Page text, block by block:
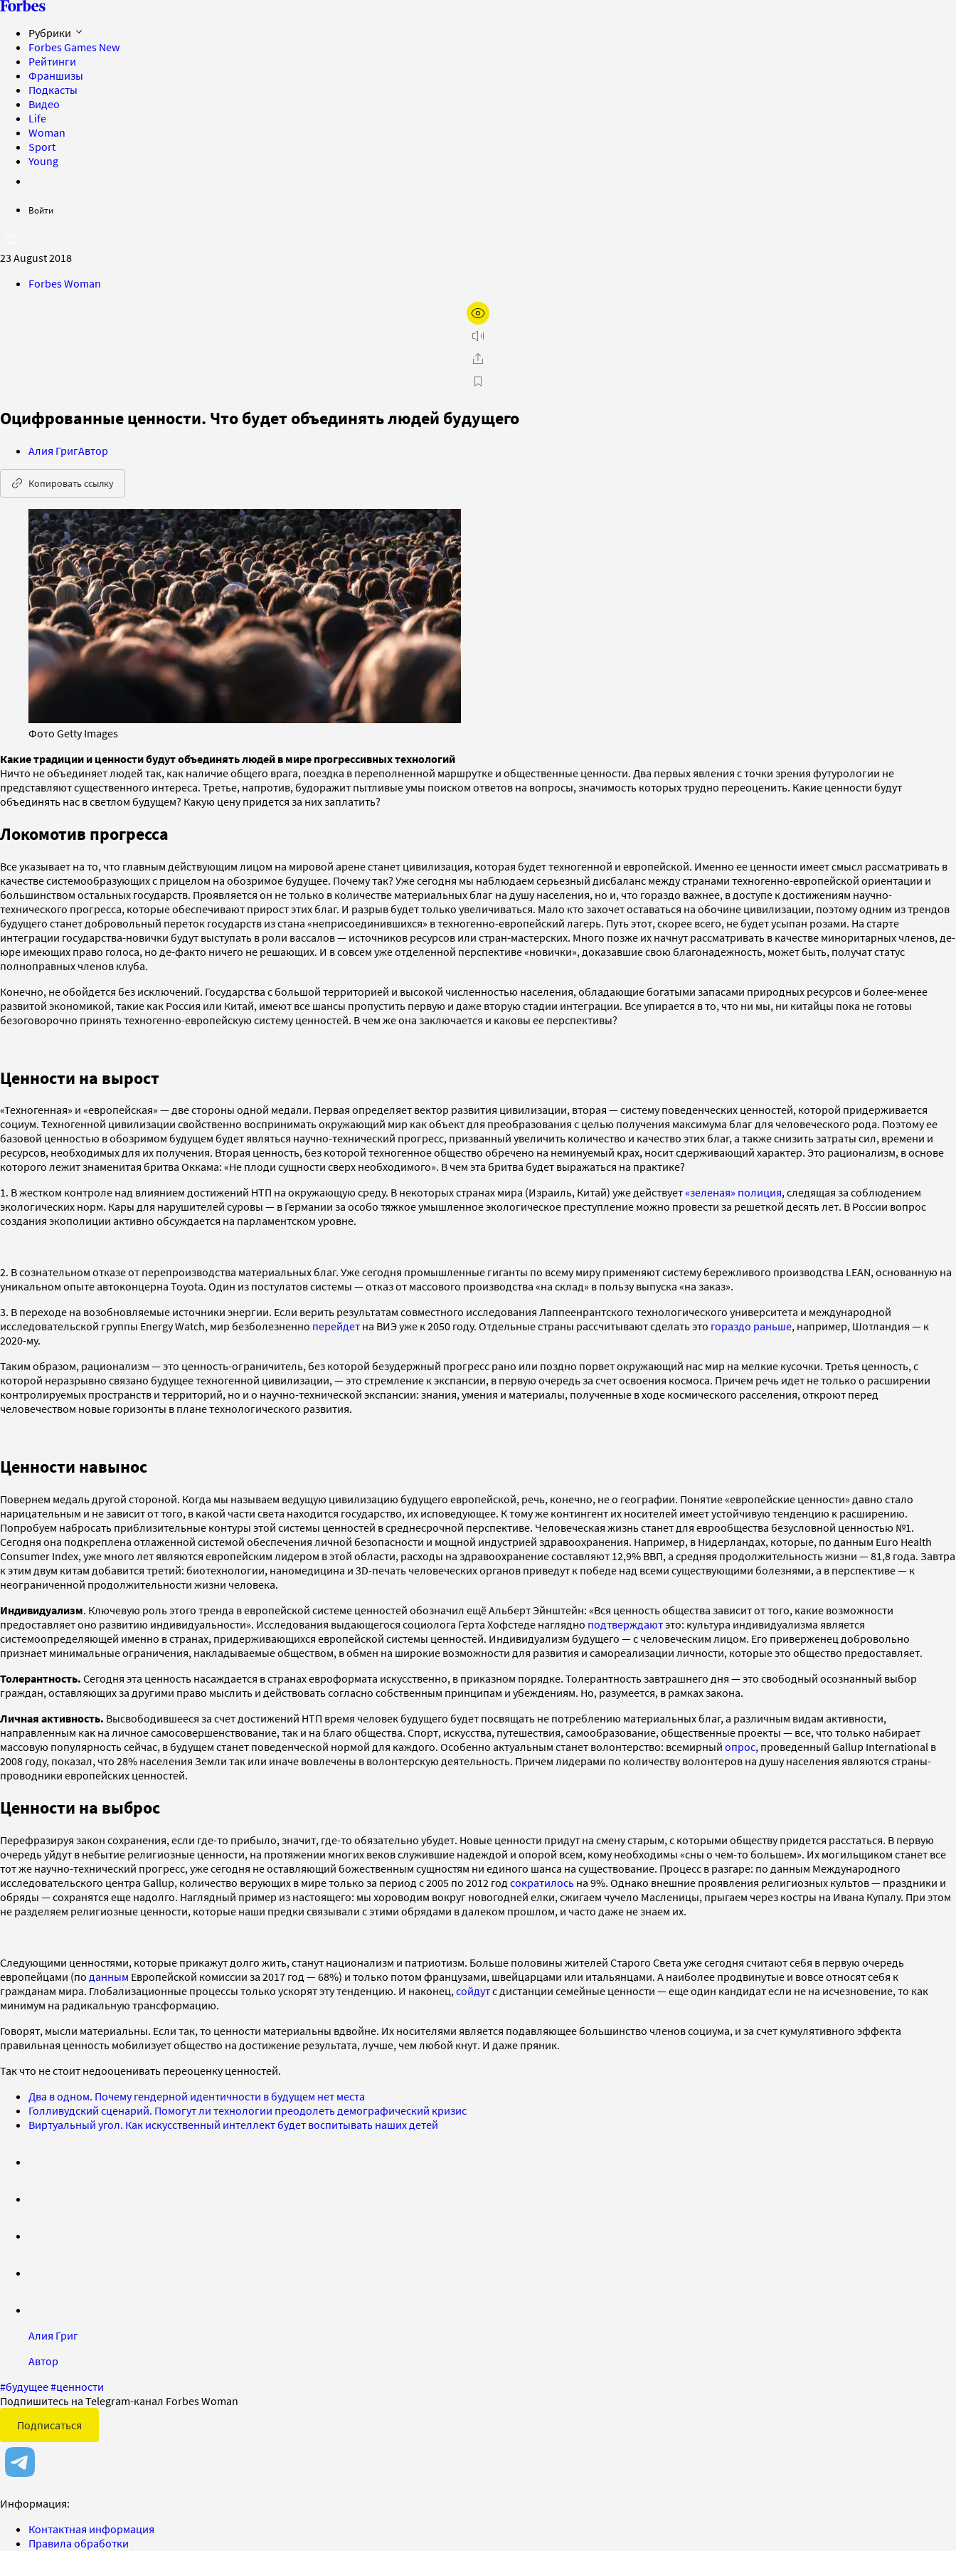
Рубрики
Forbes Games New
Рейтинги
Франшизы
Подкасты
Видео
Life
Woman
Sport
Young
Войти
23 August 2018
Forbes Woman
Оцифрованные ценности. Что будет объединять людей будущего
Алия ГригАвтор
Копировать ссылку
Фото Getty Images
Какие традиции и ценности будут объединять людей в мире прогрессивных технологий
Ничто не объединяет людей так, как наличие общего врага, поездка в переполненной маршрутке и общественные ценности. Два первых явления с точки зрения футурологии не
представляют существенного интереса. Третье, напротив, будоражит пытливые умы поиском ответов на вопросы, значимость которых трудно переоценить. Какие ценности будут
объединять нас в светлом будущем? Какую цену придется за них заплатить?
Локомотив прогресса
Все указывает на то, что главным действующим лицом на мировой арене станет цивилизация, которая будет техногенной и европейской. Именно ее ценности имеет смысл рассматривать в
качестве системообразующих с прицелом на обозримое будущее. Почему так? Уже сегодня мы наблюдаем серьезный дисбаланс между странами техногенно-европейской ориентации и
большинством остальных государств. Проявляется он не только в количестве материальных благ на душу населения, но и, что гораздо важнее, в доступе к достижениям научно-
технического прогресса, которые обеспечивают прирост этих благ. И разрыв будет только увеличиваться. Мало кто захочет оставаться на обочине цивилизации, поэтому одним из трендов
будущего станет добровольный переток государств из стана «неприсоединившихся» в техногенно-европейский лагерь. Путь этот, скорее всего, не будет усыпан розами. На старте
интеграции государства-новички будут выступать в роли вассалов — источников ресурсов или стран-мастерских. Много позже их начнут рассматривать в качестве миноритарных членов, де-
юре имеющих право голоса, но де-факто ничего не решающих. И в совсем уже отделенной перспективе «новички», доказавшие свою благонадежность, может быть, получат статус
полноправных членов клуба.
Конечно, не обойдется без исключений. Государства с большой территорией и высокой численностью населения, обладающие богатыми запасами природных ресурсов и более-менее
развитой экономикой, такие как Россия или Китай, имеют все шансы пропустить первую и даже вторую стадии интеграции. Все упирается в то, что ни мы, ни китайцы пока не готовы
безоговорочно принять техногенно-европейскую систему ценностей. В чем же она заключается и каковы ее перспективы?
Ценности на вырост
«Техногенная» и «европейская» — две стороны одной медали. Первая определяет вектор развития цивилизации, вторая — систему поведенческих ценностей, которой придерживается
социум. Техногенной цивилизации свойственно воспринимать окружающий мир как объект для преобразования с целью получения максимума благ для человеческого рода. Поэтому ее
базовой ценностью в обозримом будущем будет являться научно-технический прогресс, призванный увеличить количество и качество этих благ, а также снизить затраты сил, времени и
ресурсов, необходимых для их получения. Вторая ценность, без которой техногенное общество обречено на неминуемый крах, носит сдерживающий характер. Это рационализм, в основе
которого лежит знаменитая бритва Оккама: «Не плоди сущности сверх необходимого». В чем эта бритва будет выражаться на практике?
1. В жестком контроле над влиянием достижений НТП на окружающую среду. В некоторых странах мира (Израиль, Китай) уже действует«зеленая» полиция, следящая за соблюдением
экологических норм. Кары для нарушителей суровы — в Германии за особо тяжкое умышленное экологическое преступление можно провести за решеткой десять лет. В России вопрос
создания экополиции активно обсуждается на парламентском уровне.
2. В сознательном отказе от перепроизводства материальных благ. Уже сегодня промышленные гиганты по всему миру применяют систему бережливого производства LEAN, основанную на
уникальном опыте автоконцерна Toyota. Один из постулатов системы — отказ от массового производства «на склад» в пользу выпуска «на заказ».
3. В переходе на возобновляемые источники энергии. Если верить результатам совместного исследования Лаппеенрантского технологического университета и международной
исследовательской группы Energy Watch, мир безболезненно перейдет на ВИЭ уже к 2050 году. Отдельные страны рассчитывают сделать это гораздо раньше, например, Шотландия — к
2020-му.
Таким образом, рационализм — это ценность-ограничитель, без которой безудержный прогресс рано или поздно порвет окружающий нас мир на мелкие кусочки. Третья ценность, с
которой неразрывно связано будущее техногенной цивилизации, — это стремление к экспансии, в первую очередь за счет освоения космоса. Причем речь идет не только о расширении
контролируемых пространств и территорий, но и о научно-технической экспансии: знания, умения и материалы, полученные в ходе космического расселения, откроют перед
человечеством новые горизонты в плане технологического развития.
Ценности навынос
Повернем медаль другой стороной. Когда мы называем ведущую цивилизацию будущего европейской, речь, конечно, не о географии. Понятие «европейские ценности» давно стало
нарицательным и не зависит от того, в какой части света находится государство, их исповедующее. К тому же контингент их носителей имеет устойчивую тенденцию к расширению.
Попробуем набросать приблизительные контуры этой системы ценностей в среднесрочной перспективе. Человеческая жизнь станет для еврообщества безусловной ценностью №1.
Сегодня она подкреплена отлаженной системой обеспечения личной безопасности и мощной индустрией здравоохранения. Например, в Нидерландах, которые, по данным Euro Health
Consumer Index, уже много лет являются европейским лидером в этой области, расходы на здравоохранение составляют 12,9% ВВП, а средняя продолжительность жизни — 81,8 года. Завтра
к этим двум китам добавится третий: биотехнологии, наномедицина и 3D-печать человеческих органов приведут к победе над всеми существующими болезнями, а в перспективе — к
неограниченной продолжительности жизни человека.
Индивидуализм. Ключевую роль этого тренда в европейской системе ценностей обозначил ещё Альберт Эйнштейн: «Вся ценность общества зависит от того, какие возможности
предоставляет оно развитию индивидуальности». Исследования выдающегося социолога Герта Хофстеде наглядно подтверждаютэто: культура индивидуализма является
системоопределяющей именно в странах, придерживающихся европейской системы ценностей. Индивидуализм будущего — с человеческим лицом. Его приверженец добровольно
признает минимальные ограничения, накладываемые обществом, в обмен на широкие возможности для развития и самореализации личности, которые это общество предоставляет.
Толерантность. Сегодня эта ценность насаждается в странах евроформата искусственно, в приказном порядке. Толерантность завтрашнего дня — это свободный осознанный выбор
граждан, оставляющих за другими право мыслить и действовать согласно собственным принципам и убеждениям. Но, разумеется, в рамках закона.
Личная активность. Высвободившееся за счет достижений НТП время человек будущего будет посвящать не потреблению материальных благ, а различным видам активности,
направленным как на личное самосовершенствование, так и на благо общества. Спорт, искусства, путешествия, самообразование, общественные проекты — все, что только набирает
массовую популярность сейчас, в будущем станет поведенческой нормой для каждого. Особенно актуальным станет волонтерство: всемирный опрос, проведенный Gallup International в
2008 году, показал, что 28% населения Земли так или иначе вовлечены в волонтерскую деятельность. Причем лидерами по количеству волонтеров на душу населения являются страны-
проводники европейских ценностей.
Ценности на выброс
Перефразируя закон сохранения, если где-то прибыло, значит, где-то обязательно убудет. Новые ценности придут на смену старым, с которыми обществу придется расстаться. В первую
очередь уйдут в небытие религиозные ценности, на протяжении многих веков служившие надеждой и опорой всем, кому необходимы «сны о чем-то большем». Их могильщиком станет все
тот же научно-технический прогресс, уже сегодня не оставляющий божественным сущностям ни единого шанса на существование. Процесс в разгаре: по данным Международного
исследовательского центра Gallup, количество верующих в мире только за период с 2005 по 2012 годсократилось на 9%. Однако внешние проявления религиозных культов — праздники и
обряды — сохранятся еще надолго. Наглядный пример из настоящего: мы хороводим вокруг новогодней елки, сжигаем чучело Масленицы, прыгаем через костры на Ивана Купалу. При этом
не разделяем религиозные ценности, которые наши предки связывали с этими обрядами в далеком прошлом, и часто даже не знаем их.
Следующими ценностями, которые прикажут долго жить, станут национализм и патриотизм. Больше половины жителей Старого Света уже сегодня считают себя в первую очередь
европейцами (по данным Европейской комиссии за 2017 год — 68%) и только потом французами, швейцарцами или итальянцами. А наиболее продвинутые и вовсе относят себя к
гражданам мира. Глобализационные процессы только ускорят эту тенденцию. И наконец,сойдутс дистанции семейные ценности — еще один кандидат если не на исчезновение, то как
минимум на радикальную трансформацию.
Говорят, мысли материальны. Если так, то ценности материальны вдвойне. Их носителями является подавляющее большинство членов социума, и за счет кумулятивного эффекта
правильная ценность мобилизует общество на достижение результата, лучше, чем любой кнут. И даже пряник.
Так что не стоит недооценивать переоценку ценностей.
Два в одном. Почему гендерной идентичности в будущем нет места
Голливудский сценарий. Помогут ли технологии преодолеть демографический кризис
Виртуальный угол. Как искусственный интеллект будет воспитывать наших детей
Алия Григ
Автор
#будущее#ценности
Подпишитесь на Telegram-канал Forbes Woman
Подписаться
Информация:
Контактная информация
Правила обработки